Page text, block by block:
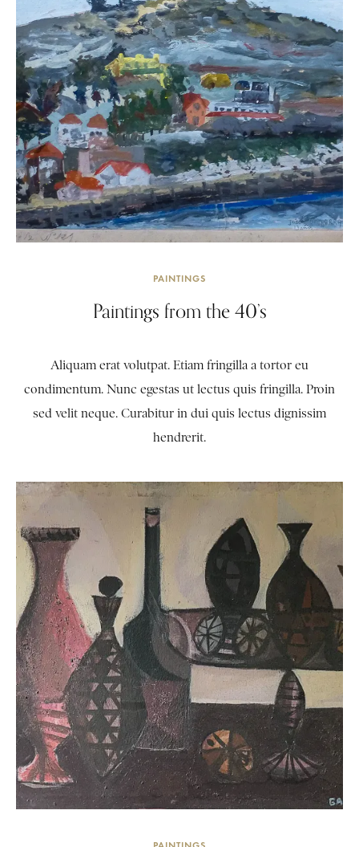
PAINTINGS
Paintings from the 40’s
Aliquam erat volutpat. Etiam fringilla a tortor eu
condimentum. Nunc egestas ut lectus quis fringilla. Proin
sed velit neque. Curabitur in dui quis lectus dignissim
hendrerit.